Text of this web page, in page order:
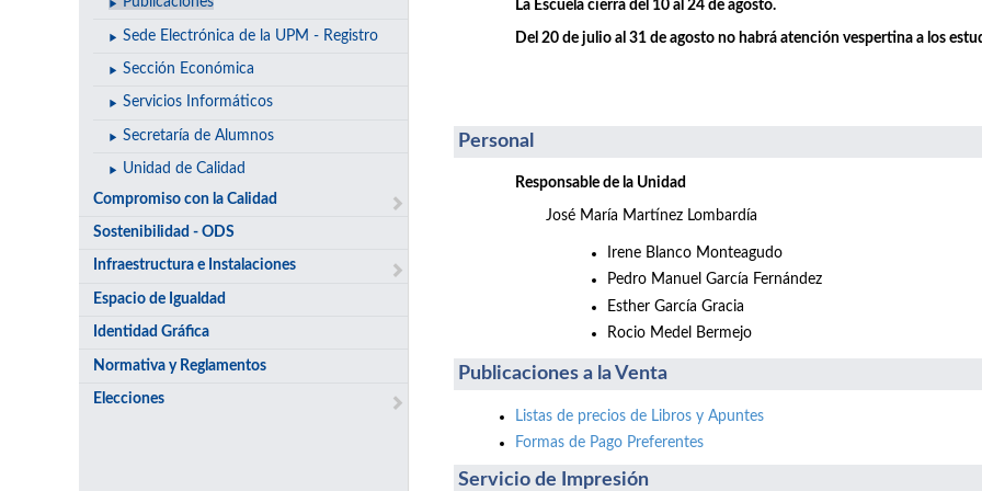
Sede Electrónica de la UPM - Registro
Sección Económica
Servicios Informáticos
Secretaría de Alumnos
Unidad de Calidad
Compromiso con la Calidad
Sostenibilidad - ODS
Infraestructura e Instalaciones
Espacio de Igualdad
Identidad Gráfica
Normativa y Reglamentos
Elecciones
La Escuela cierra del 10 al 24 de agosto.
Del 20 de julio al 31 de agosto no habrá atención vespertina a los
Personal
Responsable de la Unidad
José María Martínez Lombardía
Irene Blanco Monteagudo
Pedro Manuel García Fernández
Esther García Gracia
Rocio Medel Bermejo
Publicaciones a la Venta
Listas de precios de Libros y Apuntes
Formas de Pago Preferentes
Servicio de Impresión